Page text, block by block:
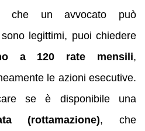
che un avvocato può
legittimi, puoi chiedere
a 120 rate mensili,
le azioni esecutive.
se è disponibile una
(rottamazione), che